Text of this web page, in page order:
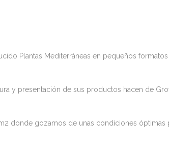
Plantas Mediterráneas en pequeños
y presentación de sus productos hacen de
donde gozamos de unas condiciones óptimas